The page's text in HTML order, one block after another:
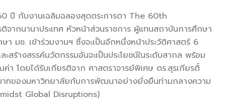
กับงานเฉลิมฉลองสุดตระการตา The 60th
กนานาประเทศ หัวหน้าส่วนราชการ ผู้แทนสถาบันการศึกษา
มช. เข้าร่วมงานฯ ซึ่งจะเป็นอีกหนึ่งหน้าประวัติศาสตร์ 6
างสรรค์นวัตกรรมอันจะเป็นประโยชน์ในระดับสากล พร้อม
โดยได้รับเกียรติจาก ศาสตราจารย์พิเศษ ดร.สุรเกียรติ์
าทของมหาวิทยาลัยกับการพัฒนาอย่างยั่งยืนท่ามกลางความ
Global Disruptions)